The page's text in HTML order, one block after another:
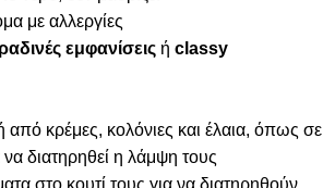
με αλλεργίες
εμφανίσεις ή classy
από κρέμες, κολόνιες και έλαια, όπως σε
διατηρηθεί η λάμψη τους